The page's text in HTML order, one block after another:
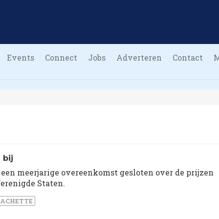
Events Connect Jobs Adverteren Contact
bij
meerjarige overeenkomst gesloten over de prijzen
Staten.